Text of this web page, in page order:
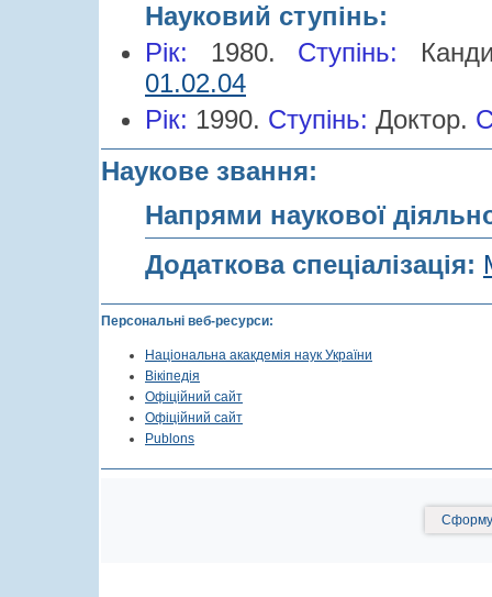
Науковий ступінь:
Рік: 1980. Cтупінь:
01.02.04
Рік: 1990. Cтупінь: Доктор.
Наукове звання:
Напрями наукової
Додаткова спеціалізація:
Персональні веб-ресурси:
Національна акакдемія наук України
Вікіпедія
Офіційний сайт
Офіційний сайт
Publons